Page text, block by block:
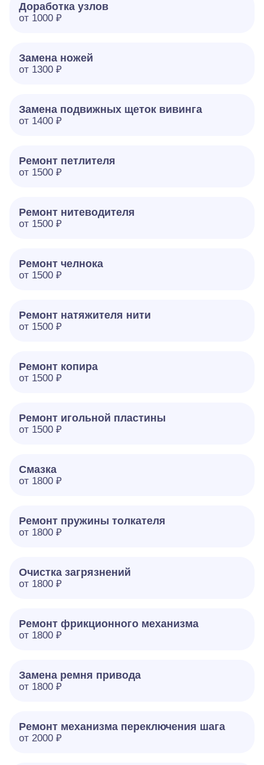
Доработка узлов
от 1000 ₽
Замена ножей
от 1300 ₽
Замена подвижных щеток вивинга
от 1400 ₽
Ремонт петлителя
от 1500 ₽
Ремонт нитеводителя
от 1500 ₽
Ремонт челнока
от 1500 ₽
Ремонт натяжителя нити
от 1500 ₽
Ремонт копира
от 1500 ₽
Ремонт игольной пластины
от 1500 ₽
Смазка
от 1800 ₽
Ремонт пружины толкателя
от 1800 ₽
Очистка загрязнений
от 1800 ₽
Ремонт фрикционного механизма
от 1800 ₽
Замена ремня привода
от 1800 ₽
Ремонт механизма переключения шага
от 2000 ₽